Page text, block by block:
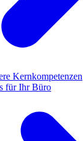
Kernkompetenzen
für Ihr Büro